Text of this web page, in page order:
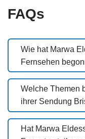
FAQs
Wie hat Marwa
Fernsehen
Welche Themen
ihrer Sendung
Hat Marwa